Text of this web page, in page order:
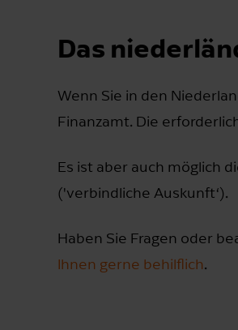
Das
Wenn Sie in den
Finanzamt. Die
Es ist aber auch möglich
('verbindliche Auskunft‘).
Haben Sie Fragen oder
Ihnen gerne behilflich.